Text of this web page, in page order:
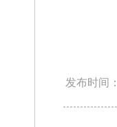
发布时间：